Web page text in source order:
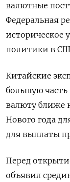
валютные
Федеральная
историческое
политики в
Китайские
большую
валюту ближе
Нового года
для выплаты
Перед
объявил